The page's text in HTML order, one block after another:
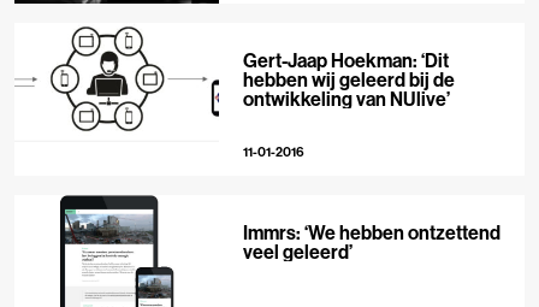
Gert-Jaap Hoekman: ‘Dit
hebben wij geleerd bij de
ontwikkeling van NUlive’
11-01-2016
Immrs: ‘We hebben ontzettend
veel geleerd’